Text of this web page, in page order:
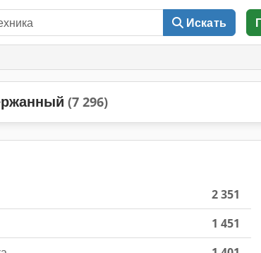
Искать
(7 296)
2 351
1 451